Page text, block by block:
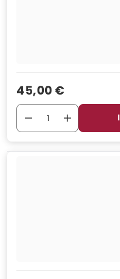
Verkaufspreis
45,00 €